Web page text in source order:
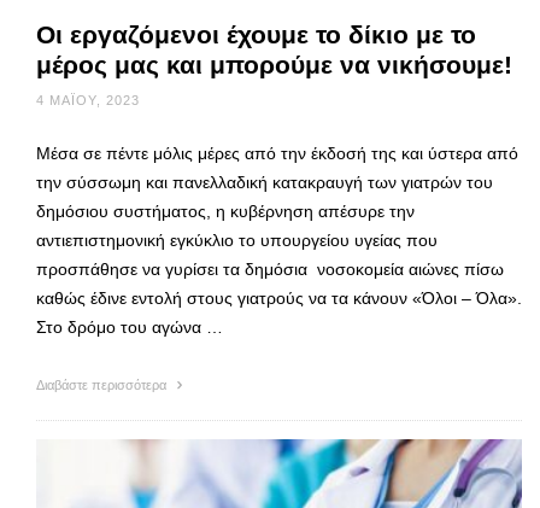
Οι εργαζόμενοι έχουμε το δίκιο με το
μέρος μας και μπορούμε να νικήσουμε!
4 ΜΑΪ́ΟΥ, 2023
Μέσα σε πέντε μόλις μέρες από την έκδοσή της και ύστερα από
την σύσσωμη και πανελλαδική κατακραυγή των γιατρών του
δημόσιου συστήματος, η κυβέρνηση απέσυρε την
αντιεπιστημονική εγκύκλιο το υπουργείου υγείας που
προσπάθησε να γυρίσει τα δημόσια νοσοκομεία αιώνες πίσω
καθώς έδινε εντολή στους γιατρούς να τα κάνουν «Όλοι – Όλα».
Στο δρόμο του αγώνα …
Διαβάστε περισσότερα